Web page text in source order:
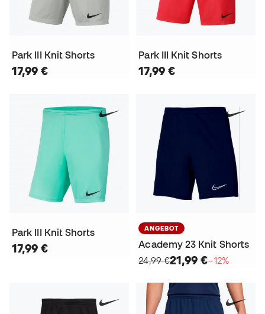
Park III Knit Shorts
17,99 €
Park III Knit Shorts
17,99 €
Park III Knit Shorts
17,99 €
ANGEBOT
Academy 23 Knit Shorts
24,99 €21,99 €−12%